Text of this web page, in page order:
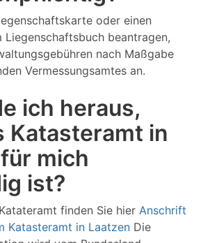
oder einen
Liegenschaftsbuch beantragen,
nach Maßgabe
Vermessungsamtes an.
ich heraus,
Katasteramt in
mich
ist?
finden Sie hier Anschrift
Katasteramt in Laatzen Die